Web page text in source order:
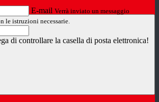
E-mail Verrà inviato un messaggio
le istruzioni necessarie.
di controllare la casella di posta elettronica!